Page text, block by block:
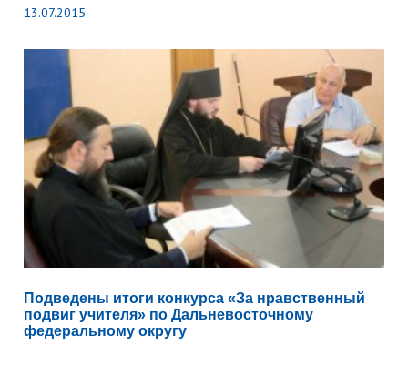
13.07.2015
Подведены итоги конкурса «За нравственный
подвиг учителя» по Дальневосточному
федеральному округу